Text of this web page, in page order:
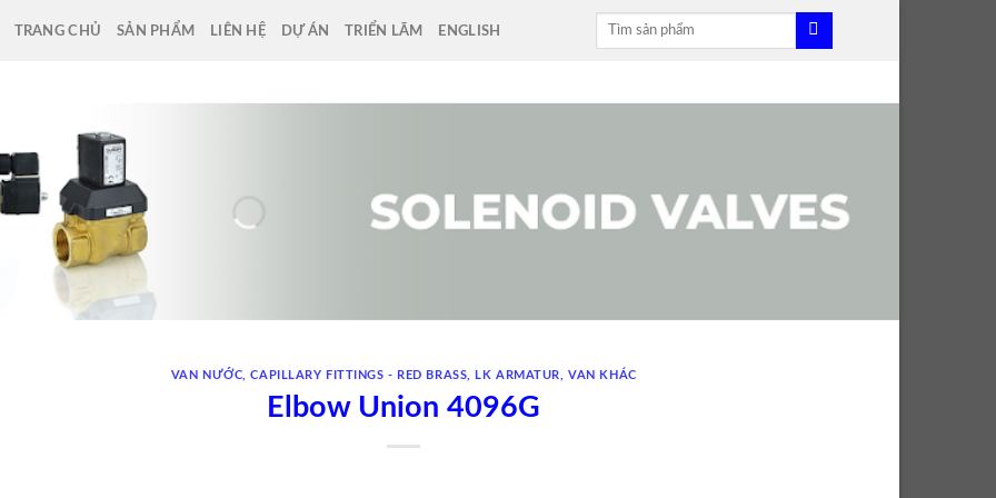
TRANG CHỦ SẢN PHẨM LIÊN HỆ DỰ ÁN TRIỂN LÃM ENGLISH
Tìm
VAN NƯỚC,CAPILLARY FITTINGS - RED BRASS, LK ARMATUR,VAN KHÁC
Elbow Union 4096G